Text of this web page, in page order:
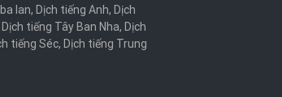
lan, Dịch tiếng Anh, Dịch
Dịch tiếng Tây Ban Nha, Dịch
tiếng Séc, Dịch tiếng Trung